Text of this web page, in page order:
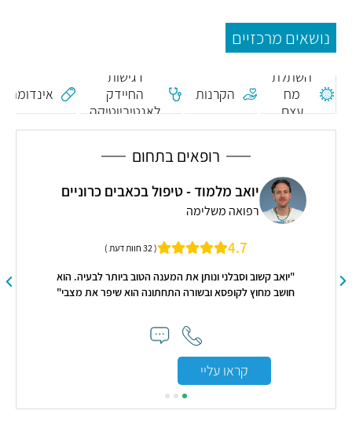
נושאים מרכזיים
השתלת
מח
עצם
הקרנות
רגישות
החיידק
לאנטיביוטיקה
רופאים בתחום
יואב מלמוד - טיפול בכאבים כרוניים
רפואה משלימה
4.7 ( 32 חוות דעת )
"יואב קשוב וסבלני ונותן את המענה הטוב ביותר לבעיה. הוא
חושב מחוץ לקופסא ובשורה התחתונה הוא שיפר את מצבי"
קראו עליי